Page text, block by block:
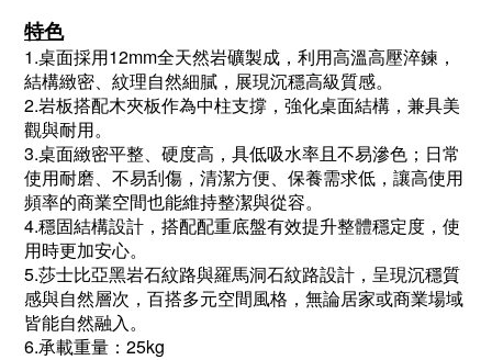
特色
1.桌面採用12mm全天然岩礦製成，利用高溫高壓淬鍊，
結構緻密、紋理自然細膩，展現沉穩高級質感。
2.岩板搭配木夾板作為中柱支撐，強化桌面結構，兼具美
觀與耐用。
3.桌面緻密平整、硬度高，具低吸水率且不易滲色；日常
使用耐磨、不易刮傷，清潔方便、保養需求低，讓高使用
頻率的商業空間也能維持整潔與從容。
4.穩固結構設計，搭配配重底盤有效提升整體穩定度，使
用時更加安心。
5.莎士比亞黑岩石紋路與羅馬洞石紋路設計，呈現沉穩質
感與自然層次，百搭多元空間風格，無論居家或商業場域
皆能自然融入。
6.承載重量：25kg